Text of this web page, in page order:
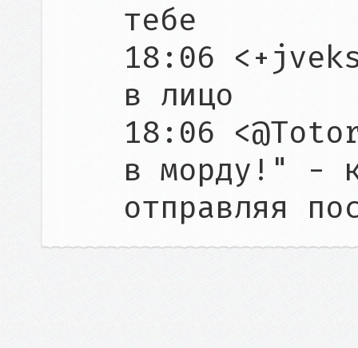
тебе
18:06
в лицо
18:06
в морду!" -
отправляя